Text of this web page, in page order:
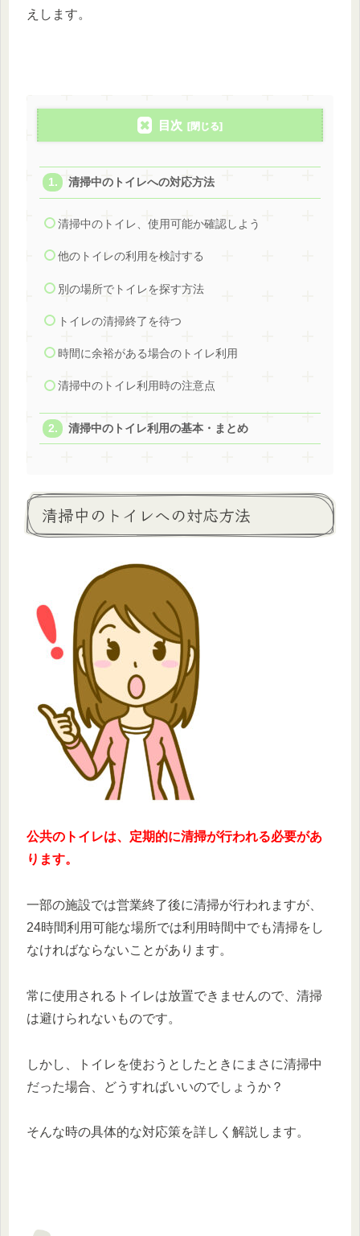
えします。
目次
清掃中のトイレへの対応方法
清掃中のトイレ、使用可能か確認しよう
他のトイレの利用を検討する
別の場所でトイレを探す方法
トイレの清掃終了を待つ
時間に余裕がある場合のトイレ利用
清掃中のトイレ利用時の注意点
清掃中のトイレ利用の基本・まとめ
清掃中のトイレへの対応方法
公共のトイレは、定期的に清掃が行われる必要があ
ります。
一部の施設では営業終了後に清掃が行われますが、
24時間利用可能な場所では利用時間中でも清掃をし
なければならないことがあります。
常に使用されるトイレは放置できませんので、清掃
は避けられないものです。
しかし、トイレを使おうとしたときにまさに清掃中
だった場合、どうすればいいのでしょうか？
そんな時の具体的な対応策を詳しく解説します。